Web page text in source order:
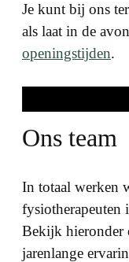
Je kunt bij ons
als laat in de
openingstijden.
Ons team
In totaal werken
Bekijk hieronder
jarenlange